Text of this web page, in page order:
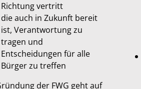
Richtung vertritt
die auch in Zukunft bereit
ist, Verantwortung zu
tragen und
Entscheidungen für alle
Bürger zu treffen
der FWG geht auf